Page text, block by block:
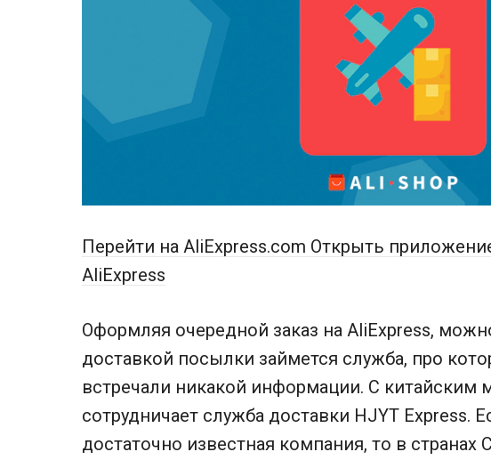
Перейти на AliExpress.com Открыть
AliExpress
Оформляя очередной заказ на AliExpress,
доставкой посылки займется служба, про
встречали никакой информации. С китайским
сотрудничает служба доставки HJYT Express.
достаточно известная компания, то в